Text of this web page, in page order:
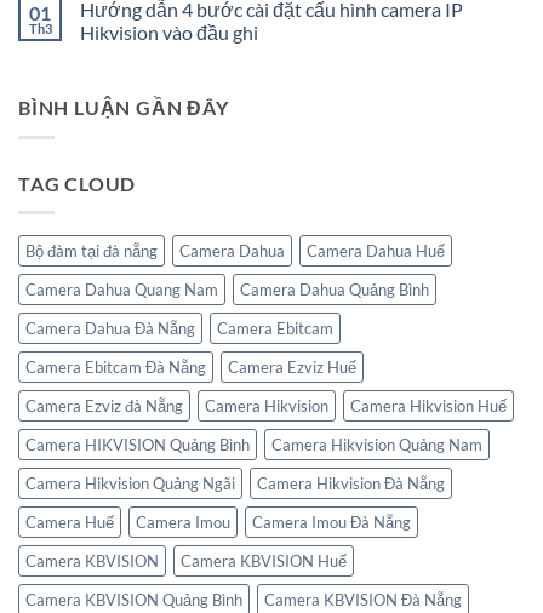
Tài
Khoản
Mềm
lễ
giỗ
tổ
30/4
bình
luận
ở
–
PHÂN
SPEAKER
01
Th3
Hướng dẫn 4 bước cài đặt cấu hình camera IP
Hikvision vào đầu ghi
luận
ở
bước
hình
camera
IP
Hikvision
vào
đầu
ghi
BÌNH LUẬN GẦN ĐÂY
TAG CLOUD
Bộ đàm tại đà nẵng Camera Dahua
Camera Dahua Huế
Camera Dahua Quang Nam
Camera Dahua Quảng Bình
Camera Dahua Đà Nẵng
Camera Ebitcam
Camera Ebitcam Đà Nẵng
Camera Ezviz Huế
Camera Ezviz đà Nẵng
Camera Hikvision
Camera Hikvision Huế
Camera HIKVISION Quảng Bình
Camera Hikvision Quảng Nam
Camera Hikvision Quảng Ngãi
Camera Hikvision Đà Nẵng
Camera Huế
Camera Imou
Camera Imou Đà Nẵng
Camera KBVISION
Camera KBVISION Huế
Camera KBVISION Quảng Bình
Camera KBVISION Đà Nẵng